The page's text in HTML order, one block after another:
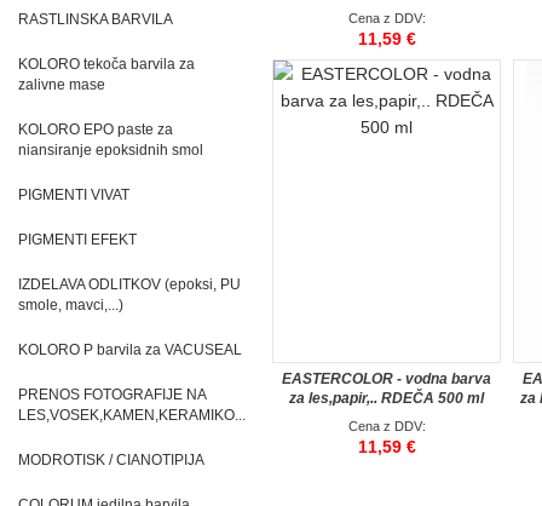
RASTLINSKA BARVILA
KOLORO tekoča barvila za
zalivne mase
KOLORO EPO paste za
niansiranje epoksidnih smol
PIGMENTI VIVAT
PIGMENTI EFEKT
IZDELAVA ODLITKOV (epoksi, PU
smole, mavci,...)
KOLORO P barvila za VACUSEAL
PRENOS FOTOGRAFIJE NA
LES,VOSEK,KAMEN,KERAMIKO...
MODROTISK / CIANOTIPIJA
Cena z DDV:
11,59 €
EASTERCOLOR - vodna barva
za les,papir,.. RDEČA 500 ml
Cena z DDV:
11,59 €
za